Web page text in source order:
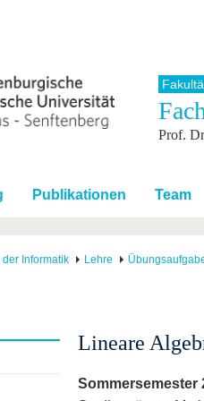
Studium
Studienangebot
Im Studium
Nach dem Studium
Prof.
Publikationen Team
Informatik Lehre
Lineare
Sommersemester